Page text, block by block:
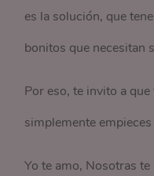
es la solución, que
bonitos que necesitan
Por eso, te invito a
simplemente
Yo te amo, Nosotras